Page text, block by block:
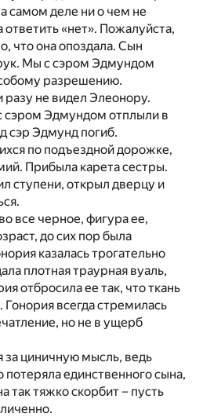
самом деле ни о чем не
«нет». Пожалуйста,
что она опоздала. Сын
Мы с сэром Эдмундом
разрешению.
разу не видел Элеонору.
сэром Эдмундом отплыли в
сэр Эдмунд погиб.
по подъездной дорожке,
Прибыла карета сестры.
ступени, открыл дверцу и
все черное, фигура ее,
до сих пор была
казалась трогательно
плотная траурная вуаль,
отбросила ее так, что ткань
всегда стремилась
но не в ущерб
за циничную мысль, ведь
потеряла единственного сына,
так тяжко скорбит – пусть